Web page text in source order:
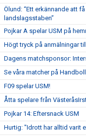
Ölund: “Ett erkännande att
landslagsstaben”
Pojkar A spelar USM på
Högt tryck på anmälningar
Dagens matchsponsor:
Se våra matcher på Handboll
F09 spelar USM!
Åtta spelare från
Pojkar 14: Eftersnack USM
Hurtig: "Idrott har alltid varit